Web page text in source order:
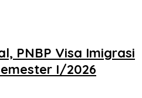
PNBP Visa Imigrasi
I/2026